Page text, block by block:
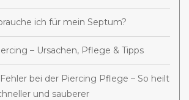
ich für mein Septum?
– Ursachen, Pflege & Tipps
bei der Piercing Pflege – So heilt
und sauberer